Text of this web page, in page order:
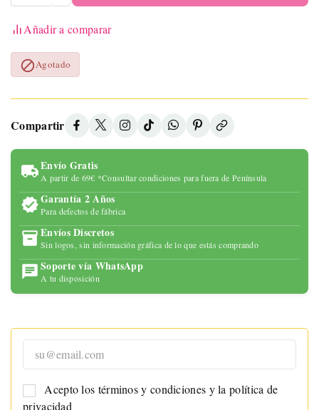
Añadir a comparar
Agotado
Compartir
Envío Gratis
A partir de 69€ *Consultar condiciones para fuera de Península
Garantía 2 Años
Para defectos de fábrica
Envíos Discretos
Sin logos, sin información gráfica de lo que estás comprando
Soporte vía WhatsApp
A tu disposición
Acepto los términos y condiciones y la política de
privacidad